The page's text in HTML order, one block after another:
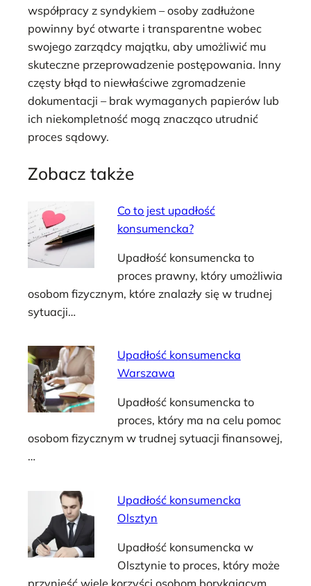
współpracy z syndykiem – osoby zadłużone
powinny być otwarte i transparentne wobec
swojego zarządcy majątku, aby umożliwić mu
skuteczne przeprowadzenie postępowania. Inny
częsty błąd to niewłaściwe zgromadzenie
dokumentacji – brak wymaganych papierów lub
ich niekompletność mogą znacząco utrudnić
proces sądowy.
Zobacz także
Co to jest upadłość
konsumencka?
Upadłość konsumencka to
proces prawny, który umożliwia
osobom fizycznym, które znalazły się w trudnej
sytuacji…
Upadłość konsumencka
Warszawa
Upadłość konsumencka to
proces, który ma na celu pomoc
osobom fizycznym w trudnej sytuacji finansowej,
…
Upadłość konsumencka
Olsztyn
Upadłość konsumencka w
Olsztynie to proces, który może
przynieść wiele korzyści osobom borykającym